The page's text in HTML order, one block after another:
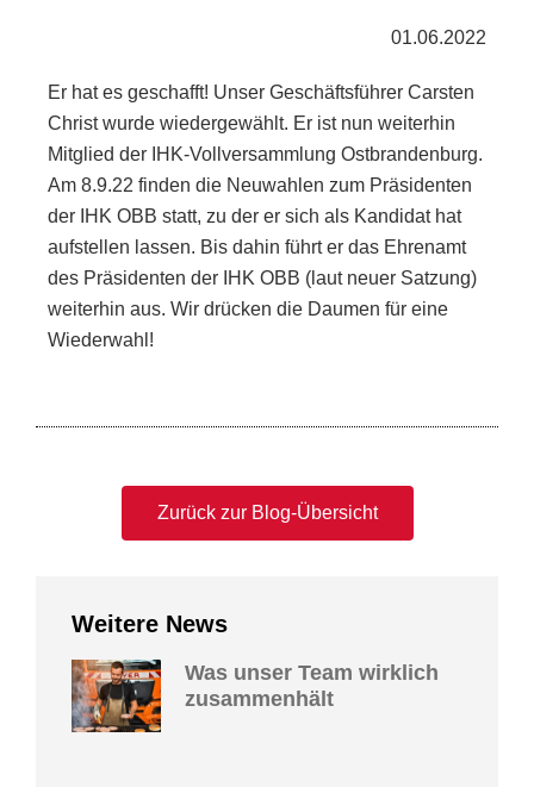
01.06.2022
Er hat es geschafft! Unser Geschäftsführer Carsten
Christ wurde wiedergewählt. Er ist nun weiterhin
Mitglied der IHK-Vollversammlung Ostbrandenburg.
Am 8.9.22 finden die Neuwahlen zum Präsidenten
der IHK OBB statt, zu der er sich als Kandidat hat
aufstellen lassen. Bis dahin führt er das Ehrenamt
des Präsidenten der IHK OBB (laut neuer Satzung)
weiterhin aus. Wir drücken die Daumen für eine
Wiederwahl!
Zurück zur Blog-Übersicht
Weitere News
Was unser Team wirklich
zusammenhält